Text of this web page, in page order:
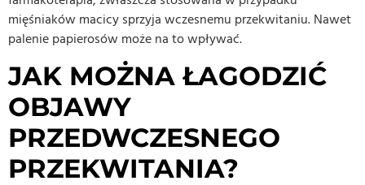
mięśniaków macicy sprzyja wczesnemu przekwitaniu. Nawet
palenie papierosów może na to wpływać.
JAK MOŻNA ŁAGODZIĆ
OBJAWY
PRZEDWCZESNEGO
PRZEKWITANIA?